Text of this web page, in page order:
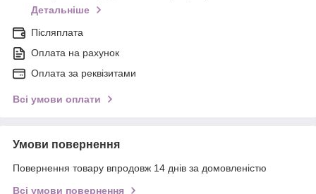
Детальніше
Післяплата
Оплата на рахунок
Оплата за реквізитами
Всі умови оплати
Умови повернення
Повернення товару впродовж 14 днів за домовленістю
Всі умови повернення